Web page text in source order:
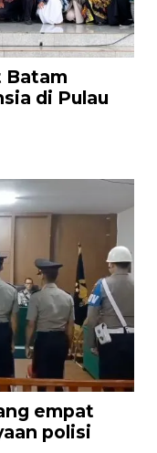
Batam
di Pulau
empat
polisi